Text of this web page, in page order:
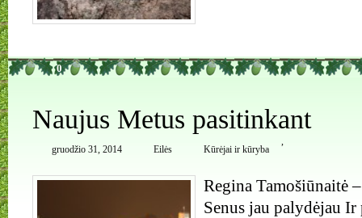
0
Naujus Metus pasitinkant
gruodžio 31, 2014 Eilės
,
Kūrėjai ir kūryba
Regina Tamošiūnaitė
Senus jau palydėjau